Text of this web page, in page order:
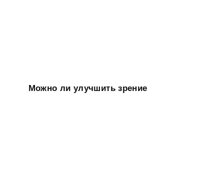
Можно ли улучшить зрение